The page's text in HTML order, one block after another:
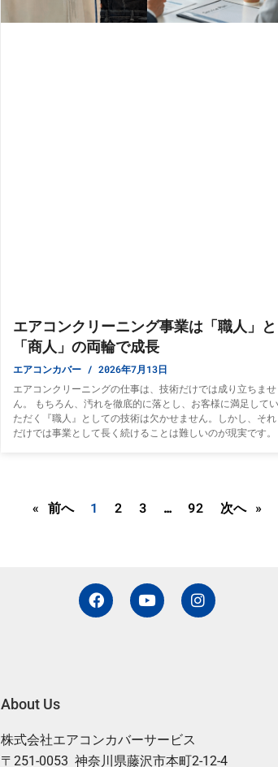
エアコンクリーニング事業は「職人」と
「商人」の両輪で成長
エアコンカバー 2026年7月13日
エアコンクリーニングの仕事は、技術だけでは成り立ちませ
ん。 もちろん、汚れを徹底的に落とし、お客様に満足してい
ただく『職人』としての技術は欠かせません。しかし、それ
だけでは事業として長く続けることは難しいのが現実です。
« 前へ 1 2 3 … 92 次へ »
F
a
c
Y
o
u
I
n
s
About Us
株式会社エアコンカバーサービス
〒251-0053 神奈川県藤沢市本町2-12-4